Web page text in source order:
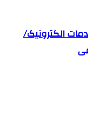
الکترونیک/